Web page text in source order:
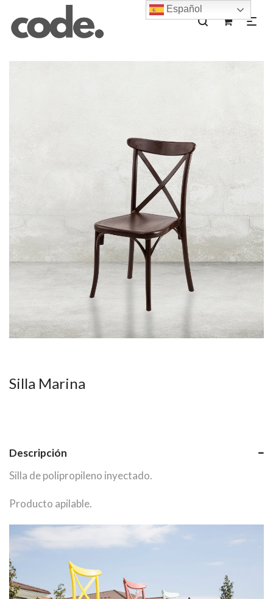
Silla Marina
Descripción
Silla de polipropileno inyectado.
Producto apilable.
Español